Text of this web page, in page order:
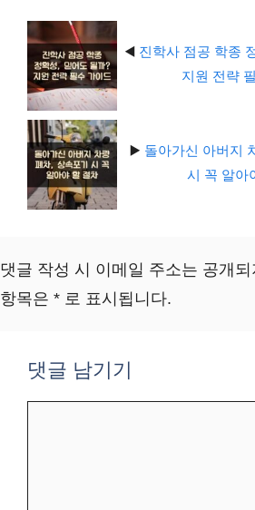
◀️ 진학사 점공 학종
지원 전략
▶️ 돌아가신 아버지
시 꼭 알아
댓글 작성 시 이메일 주소는 공개
항목은 * 로 표시됩니다.
댓글 남기기